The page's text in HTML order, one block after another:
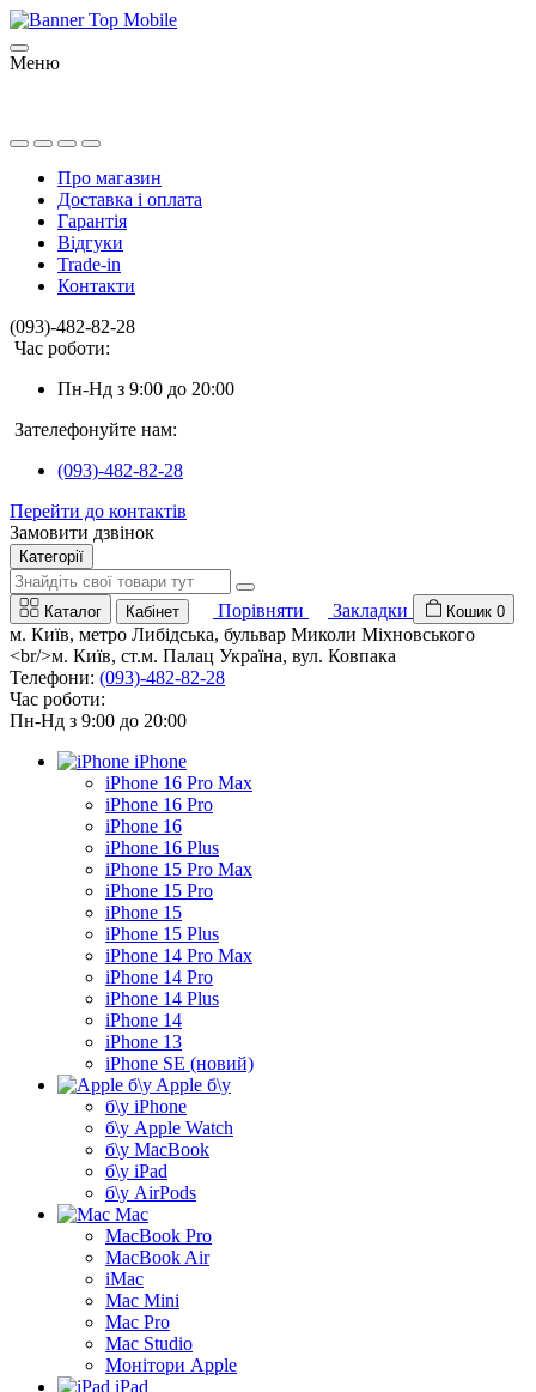
Меню
Про магазин
Доставка і оплата
Гарантія
Відгуки
Trade-in
Контакти
(093)-482-82-28
Час роботи:
Пн-Нд з 9:00 до 20:00
Зателефонуйте нам:
(093)-482-82-28
Перейти до контактів
Замовити дзвінок
Категорії
Каталог Кабінет Порівняти Закладки Кошик 0
м. Київ, метро Либідська, бульвар Миколи Міхновського
<br/>м. Київ, ст.м. Палац Україна, вул. Ковпака
Телефони: (093)-482-82-28
Час роботи:
Пн-Нд з 9:00 до 20:00
iPhone
iPhone 16 Pro Max
iPhone 16 Pro
iPhone 16
iPhone 16 Plus
iPhone 15 Pro Max
iPhone 15 Pro
iPhone 15
iPhone 15 Plus
iPhone 14 Pro Max
iPhone 14 Pro
iPhone 14 Plus
iPhone 14
iPhone 13
iPhone SE (новий)
Apple б\у
б\у iPhone
б\у Apple Watch
б\у MacBook
б\у iPad
б\у AirPods
Mac
MacBook Pro
MacBook Air
iMac
Mac Mini
Mac Pro
Mac Studio
Монітори Apple
iPad